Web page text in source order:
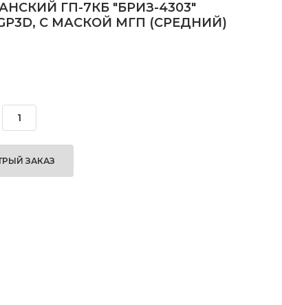
ГП-7КБ "БРИЗ-4303"
С МАСКОЙ МГП (СРЕДНИЙ)
ЗАКАЗ